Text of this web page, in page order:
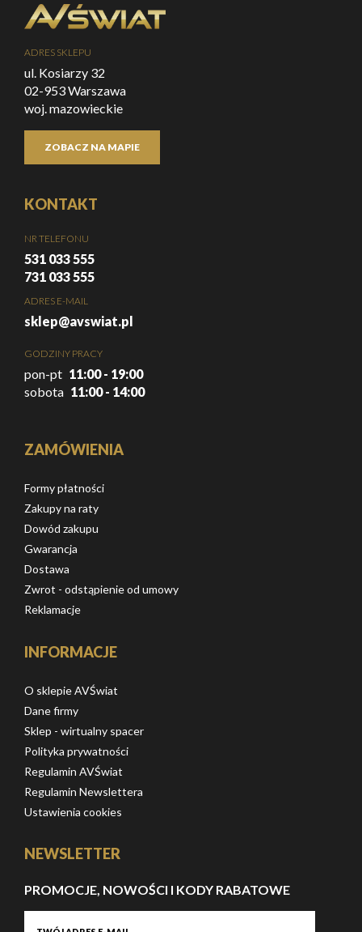
ADRES SKLEPU
ul. Kosiarzy 32
02-953 Warszawa
woj. mazowieckie
ZOBACZ NA MAPIE
KONTAKT
NR TELEFONU
531 033 555
731 033 555
ADRES E-MAIL
sklep@avswiat.pl
GODZINY PRACY
pon-pt 11:00 - 19:00
sobota 11:00 - 14:00
ZAMÓWIENIA
Formy płatności
Zakupy na raty
Dowód zakupu
Gwarancja
Dostawa
Zwrot - odstąpienie od umowy
Reklamacje
INFORMACJE
O sklepie AVŚwiat
Dane firmy
Sklep - wirtualny spacer
Polityka prywatności
Regulamin AVŚwiat
Regulamin Newslettera
Ustawienia cookies
NEWSLETTER
PROMOCJE, NOWOŚCI I KODY RABATOWE